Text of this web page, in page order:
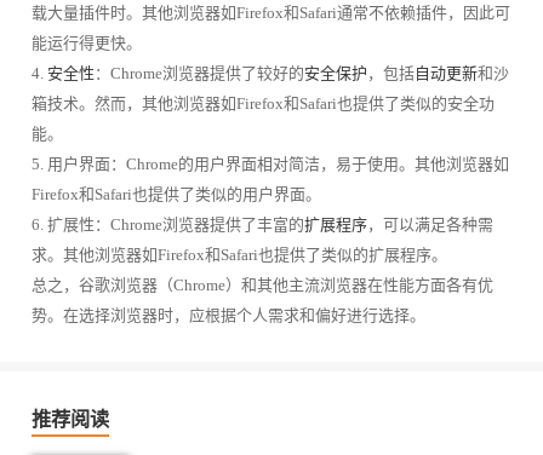
载大量插件时。其他浏览器如Firefox和Safari通常不依赖插件，因此可
能运行得更快。
4. 安全性 ：Chrome浏览器提供了较好的安全保护 ，包括自动更新和沙
箱技术。然而，其他浏览器如Firefox和Safari也提供了类似的安全功
能。
5. 用户界面：Chrome的用户界面相对简洁，易于使用。其他浏览器如
Firefox和Safari也提供了类似的用户界面。
6. 扩展性：Chrome浏览器提供了丰富的扩展程序，可以满足各种需
求。其他浏览器如Firefox和Safari也提供了类似的扩展程序。
总之，谷歌浏览器（Chrome）和其他主流浏览器在性能方面各有优
势。在选择浏览器时，应根据个人需求和偏好进行选择。
推荐阅读